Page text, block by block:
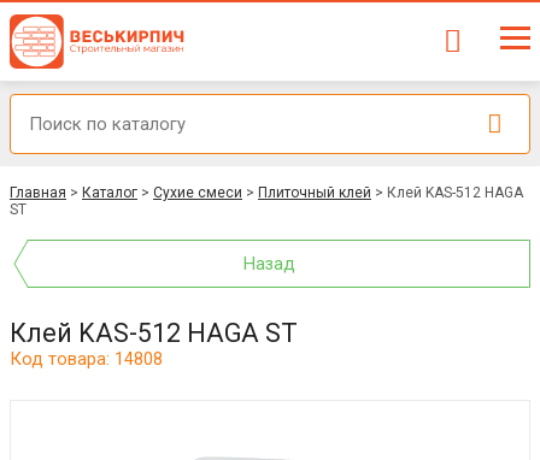
Главная > Каталог > Сухие смеси > Плиточный клей > Клей KAS-512 HAGA
ST
Назад
Клей KAS-512 HAGA ST
Код товара: 14808